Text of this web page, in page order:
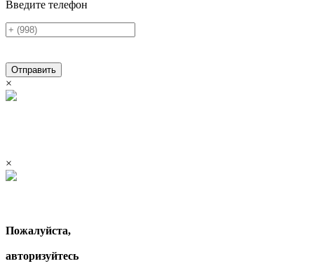
Введите телефон
Отправить
×
×
Пожалуйста,
авторизуйтесь